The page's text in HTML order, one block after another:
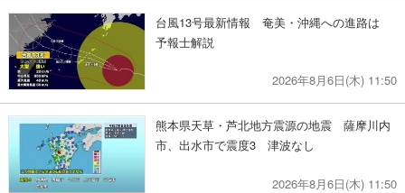
台風13号最新情報 奄美・沖縄への進路は
予報士解説
2026年8月6日(木) 11:50
熊本県天草・芦北地方震源の地震 薩摩川内
市、出水市で震度3 津波なし
2026年8月6日(木) 11:50